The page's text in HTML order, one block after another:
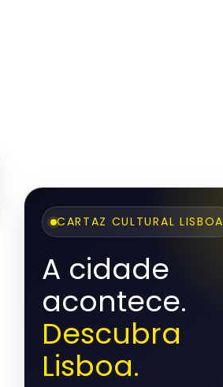
CARTAZ CULTURAL LISBOA
A cidade
acontece.
Descubra
Lisboa.